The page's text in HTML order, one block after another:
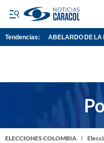
Tendencias: ABELARDO DE LA
ELECCIONES COLOMBIA